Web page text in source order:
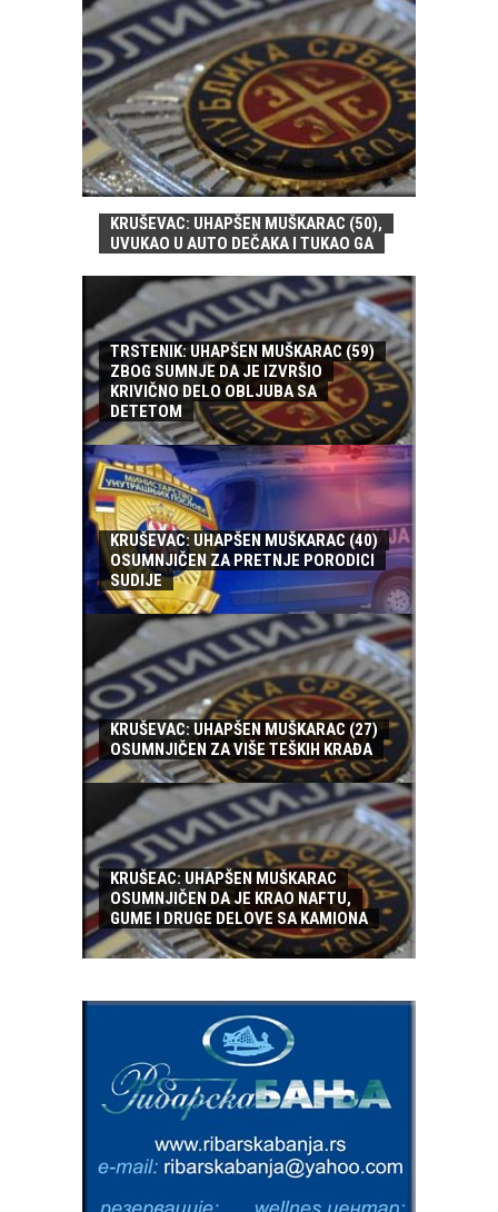
KRUŠEVAC: UHAPŠEN MUŠKARAC (50),
UVUKAO U AUTO DEČAKA I TUKAO GA
TRSTENIK: UHAPŠEN MUŠKARAC (59)
ZBOG SUMNJE DA JE IZVRŠIO
KRIVIČNO DELO OBLJUBA SA
DETETOM
KRUŠEVAC: UHAPŠEN MUŠKARAC (40)
OSUMNJIČEN ZA PRETNJE PORODICI
SUDIJE
KRUŠEVAC: UHAPŠEN MUŠKARAC (27)
OSUMNJIČEN ZA VIŠE TEŠKIH KRAĐA
KRUŠEAC: UHAPŠEN MUŠKARAC
OSUMNJIČEN DA JE KRAO NAFTU,
GUME I DRUGE DELOVE SA KAMIONA